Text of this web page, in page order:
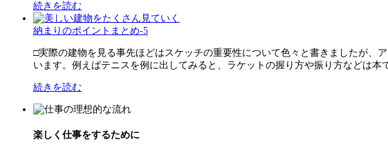
続きを読む
納まりのポイントまとめ-5
□実際の建物を見る事先ほどはスケッチの重要性について色々と書きましたが、
います。例えばテニスを例に出してみると、ラケットの握り方や振り方などは本
続きを読む
楽しく仕事をするために